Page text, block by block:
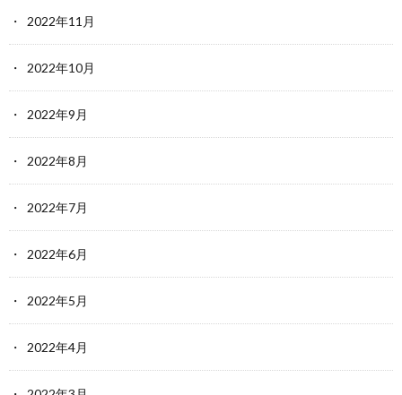
2022年11月
2022年10月
2022年9月
2022年8月
2022年7月
2022年6月
2022年5月
2022年4月